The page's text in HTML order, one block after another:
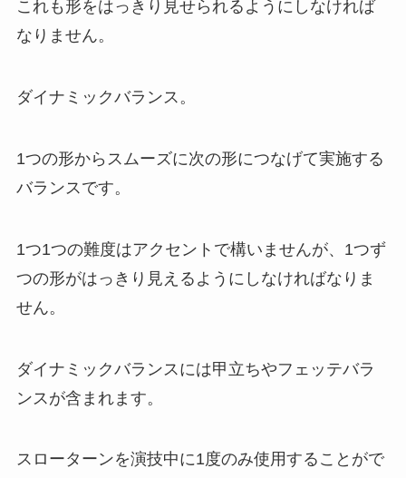
これも形をはっきり見せられるようにしなければ
なりません。
ダイナミックバランス。
1つの形からスムーズに次の形につなげて実施する
バランスです。
1つ1つの難度はアクセントで構いませんが、1つず
つの形がはっきり見えるようにしなければなりま
せん。
ダイナミックバランスには甲立ちやフェッテバラ
ンスが含まれます。
スローターンを演技中に1度のみ使用することがで